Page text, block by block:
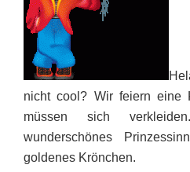
nicht cool? Wir feiern eine
müssen sich
wunderschönes
goldenes Krönchen.